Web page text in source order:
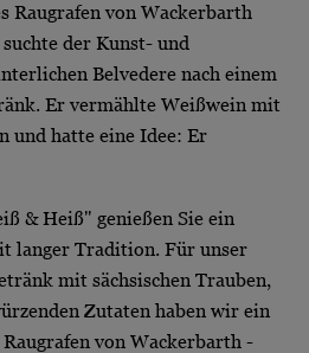
Raugrafen von Wackerbarth
der Kunst- und
Belvedere nach einem
Er vermählte Weißwein mit
und hatte eine Idee: Er
& Heiß" genießen Sie ein
langer Tradition. Für unser
mit sächsischen Trauben,
Zutaten haben wir ein
Raugrafen von Wackerbarth -